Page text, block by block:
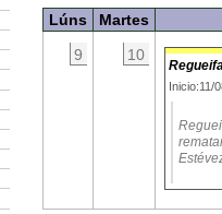
Lúns
Martes
9
10
Inicio:11/